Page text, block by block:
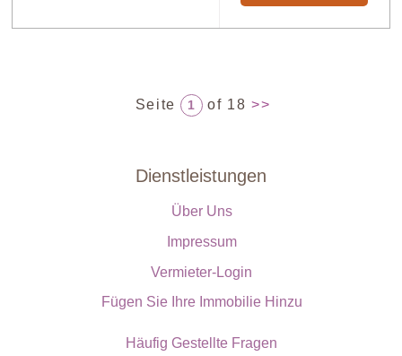
Seite 1 of 18 >>
Dienstleistungen
Über Uns
Impressum
Vermieter-Login
Fügen Sie Ihre Immobilie Hinzu
Häufig Gestellte Fragen